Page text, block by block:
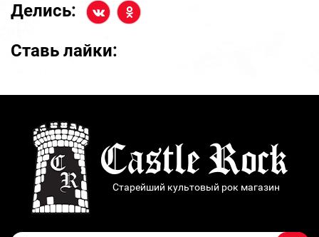
Делись:
Ставь лайки:
Старейший культовый рок магазин